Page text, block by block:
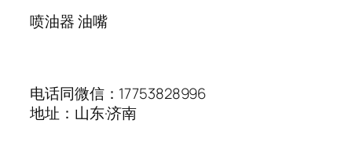
喷油器 油嘴
电话同微信：17753828996
地址：山东·济南